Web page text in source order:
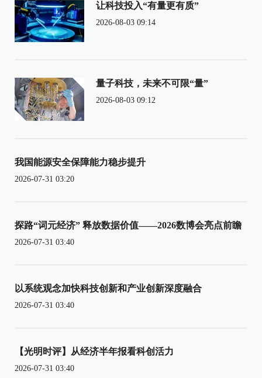
让科技投入“有量更有质”
2026-08-03 09:14
量子科技，未来不可限“量”
2026-08-03 09:12
我国能源安全保障能力稳步提升
2026-07-31 03:20
探路“词元经济” 释放数据价值——2026数博会亮点前瞻
2026-07-31 03:40
以系统观念加快科技创新和产业创新深度融合
2026-07-31 03:40
【光明时评】从经济半年报看科创活力
2026-07-31 03:40